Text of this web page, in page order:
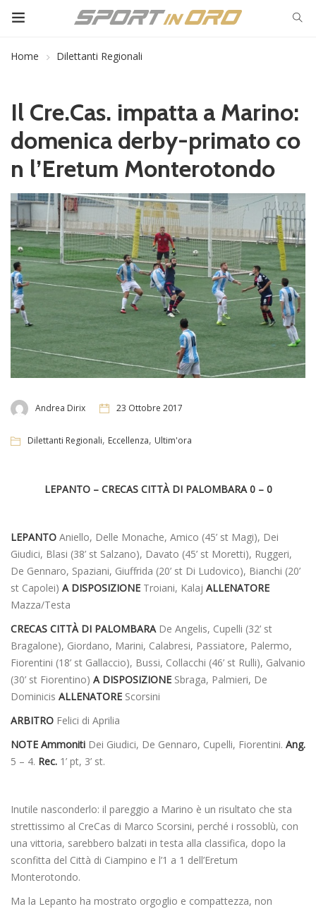
Home Dilettanti Regionali
Il Cre.Cas. impatta a Marino:
domenica derby-primato co
n l’Eretum Monterotondo
Andrea Dirix 23 Ottobre 2017
Dilettanti Regionali, Eccellenza, Ultim'ora
LEPANTO – CRECAS CITTÀ DI PALOMBARA 0 – 0
LEPANTO Aniello, Delle Monache, Amico (45’ st Magi), Dei
Giudici, Blasi (38’ st Salzano), Davato (45’ st Moretti), Ruggeri,
De Gennaro, Spaziani, Giuffrida (20’ st Di Ludovico), Bianchi (20’
st Capolei) A DISPOSIZIONE Troiani, Kalaj ALLENATORE
Mazza/Testa
CRECAS CITTÀ DI PALOMBARA De Angelis, Cupelli (32’ st
Bragalone), Giordano, Marini, Calabresi, Passiatore, Palermo,
Fiorentini (18’ st Gallaccio), Bussi, Collacchi (46’ st Rulli), Galvanio
(30’ st Fiorentino) A DISPOSIZIONE Sbraga, Palmieri, De
Dominicis ALLENATORE Scorsini
ARBITRO Felici di Aprilia
NOTE Ammoniti Dei Giudici, De Gennaro, Cupelli, Fiorentini. Ang.
5 – 4. Rec. 1’ pt, 3’ st.
Inutile nasconderlo: il pareggio a Marino è un risultato che sta
strettissimo al CreCas di Marco Scorsini, perché i rossoblù, con
una vittoria, sarebbero balzati in testa alla classifica, dopo la
sconfitta del Città di Ciampino e l’1 a 1 dell’Eretum
Monterotondo.
Ma la Lepanto ha mostrato orgoglio e compattezza, non